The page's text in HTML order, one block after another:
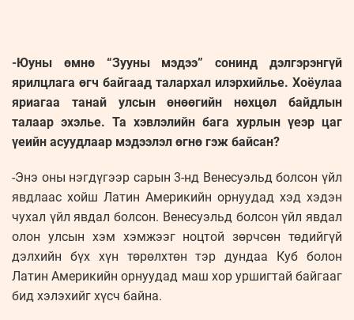
-Юуны өмнө “Зууны мэдээ” сонинд дэлгэрэнгүй
ярилцлага өгч байгаад талархал илэрхийлье. Хоёулаа
яриагаа танай улсын өнөөгийн нөхцөл байдлын
талаар эхэлье. Та хэвлэлийн бага хурлын үеэр цаг
үеийн асуудлаар мэдээлэл өгнө гэж байсан?
-Энэ оны нэгдүгээр сарын 3-нд Венесуэльд болсон үйл
явдлаас хойш Латин Америкийн орнуудад хэд хэдэн
чухал үйл явдал болсон. Венесуэльд болсон үйл явдал
олон улсын хэм хэмжээг ноцтой зөрчсөн төдийгүй
дэлхийн бүх хүн төрөлхтөн тэр дундаа Куб болон
Латин Америкийн орнуудад маш хор уршигтай байгааг
бид хэлэхийг хүсч байна.